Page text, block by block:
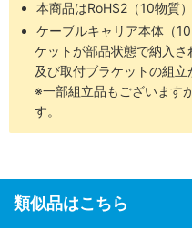
本商品はRoHS2（10物質
ケーブルキャリア本体（
ケットが部品状態で納入
及び取付ブラケットの組立
※一部組立品もございます
す。
類似品はこちら